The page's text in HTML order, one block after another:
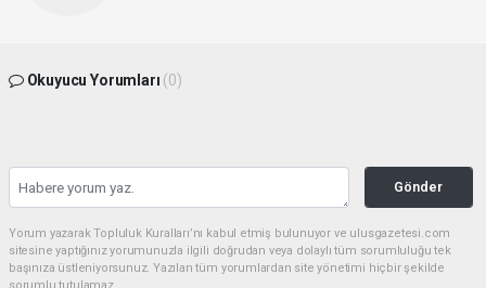
Okuyucu Yorumları (0)
Gönder
Yorum yazarak Topluluk Kuralları’nı kabul etmiş bulunuyor ve ulusgazetesi.com
sitesine yaptığınız yorumunuzla ilgili doğrudan veya dolaylı tüm sorumluluğu tek
başınıza üstleniyorsunuz. Yazılan tüm yorumlardan site yönetimi hiçbir şekilde